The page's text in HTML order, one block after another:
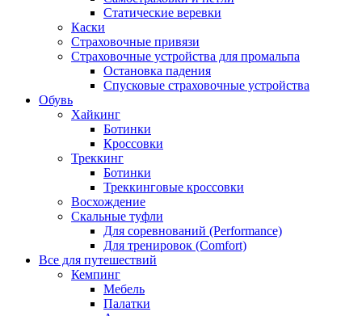
Статические веревки
Каски
Страховочные привязи
Страховочные устройства для промальпа
Остановка падения
Спусковые страховочные устройства
Обувь
Хайкинг
Ботинки
Кроссовки
Треккинг
Ботинки
Треккинговые кроссовки
Восхождение
Скальные туфли
Для соревнований (Performance)
Для тренировок (Comfort)
Все для путешествий
Кемпинг
Мебель
Палатки